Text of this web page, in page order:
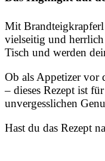
Mit Brandteigkrapferl
vielseitig und herrlich
Tisch und werden
Ob als Appetizer vor
– dieses Rezept ist
unvergesslichen
Hast du das Rezept